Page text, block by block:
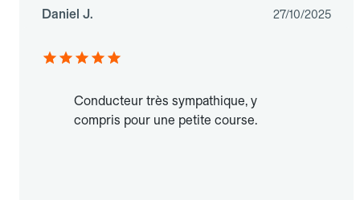
Daniel J. 27/10/2025
Conducteur très sympathique, y
compris pour une petite course.